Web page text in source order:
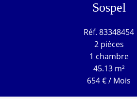
Sospel
Réf. 83348454
2 pièces
1 chambre
45.13 m²
654 € / Mois